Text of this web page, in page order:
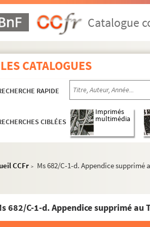
Catalogue
LES CATALOGUES
RAPIDE
CIBLÉES
Imprimés
multimédia
CCFr > Ms 682/C-1-d. Appendice supprimé
682/C-1-d. Appendice supprimé au